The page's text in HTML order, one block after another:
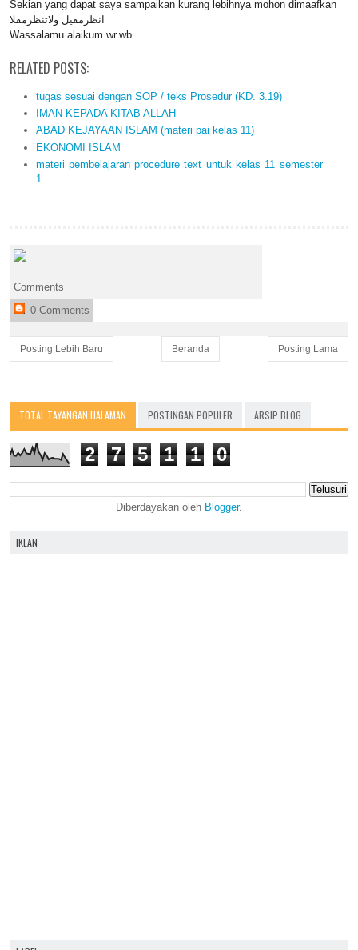
Sekian yang dapat saya sampaikan kurang lebihnya mohon dimaafkan
انظرمقيل ولاتنظرمقلا
Wassalamu alaikum wr.wb
RELATED POSTS:
tugas sesuai dengan SOP / teks Prosedur (KD. 3.19)
IMAN KEPADA KITAB ALLAH
ABAD KEJAYAAN ISLAM (materi pai kelas 11)
EKONOMI ISLAM
materi pembelajaran procedure text untuk kelas 11 semester
1
Comments
0 Comments
Posting Lebih Baru Posting Lama
Beranda
TOTAL TAYANGAN HALAMAN POSTINGAN POPULER ARSIP BLOG
2 7 5 1 1 0
Diberdayakan oleh Blogger.
IKLAN